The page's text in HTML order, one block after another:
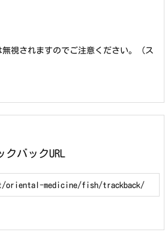
視されますのでご注意ください。（ス
バックURL